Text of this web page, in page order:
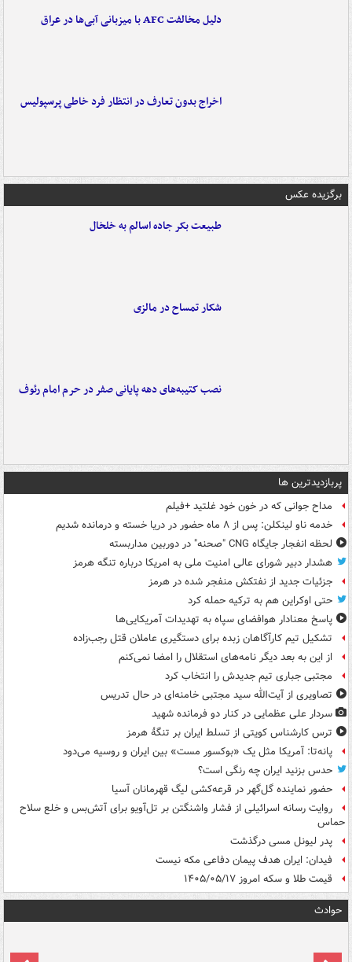
دلیل مخالفت AFC با میزبانی آبی‌ها در عراق
اخراج بدون تعارف در انتظار فرد خاطی پرسپولیس
برگزیده عکس
طبیعت بکر جاده اسالم به خلخال
شکار تمساح در مالزی
نصب کتیبه‌های دهه پایانی صفر در حرم امام رئوف
پربازدیدترین ها
مداح جوانی که در خون خود غلتید +فیلم
خدمه ناو لینکلن: پس از ۸ ماه حضور در دریا خسته و درمانده‌ شدیم
لحظه انفجار جایگاه CNG "صحنه" در دوربین مداربسته
هشدار دبیر شورای عالی امنیت ملی به امریکا درباره تنگه هرمز
جزئیات جدید از نفتکش منفجر شده در هرمز
حتی اوکراین هم به ترکیه حمله کرد
پاسخ معنادار هوافضای سپاه به تهدیدات آمریکایی‌ها
تشکیل تیم کارآگاهان زبده برای دستگیری عاملان قتل رجب‌زاده
از این به بعد دیگر نامه‌های استقلال را امضا نمی‌کنم
مجتبی جباری تیم جدیدش را انتخاب کرد
تصاویری از آیت‌الله سید مجتبی خامنه‌ای در حال تدریس
سردار علی عظمایی در کنار دو فرمانده شهید
ترس کارشناس کویتی از تسلط ایران بر تنگۀ هرمز
پانه‌تا: آمریکا مثل یک «بوکسور مست» بین ایران و روسیه می‌دود
حدس بزنید ایران چه رنگی است؟
حضور نماینده گل‌گهر در قرعه‌کشی لیگ قهرمانان آسیا
روایت رسانه اسرائیلی از فشار واشنگتن بر تل‌آویو برای آتش‌بس و خلع سلاح
حماس
پدر لیونل مسی درگذشت
فیدان: ایران هدف پیمان دفاعی مکه نیست
قیمت طلا و سکه امروز ۱۴۰۵/۰۵/۱۷
حوادث